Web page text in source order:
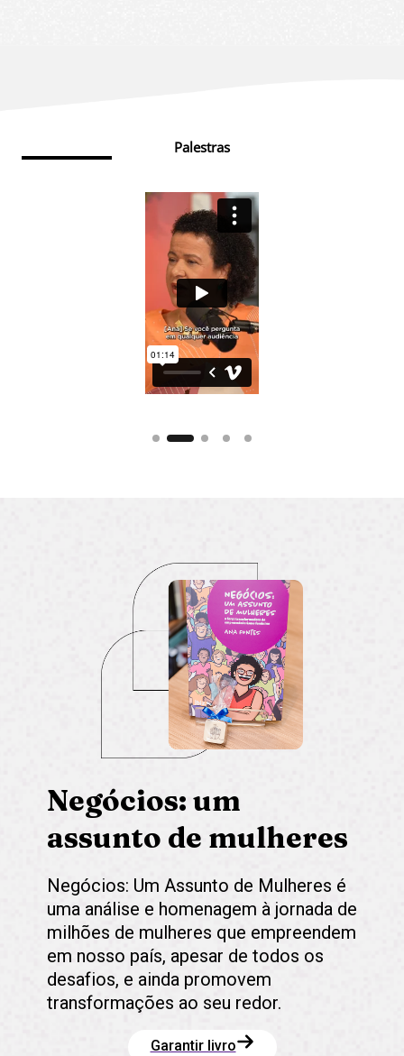
Palestras
Negócios: um
assunto de mulheres
Negócios: Um Assunto de Mulheres é
uma análise e homenagem à jornada de
milhões de mulheres que empreendem
em nosso país, apesar de todos os
desafios, e ainda promovem
transformações ao seu redor.
Garantir livro